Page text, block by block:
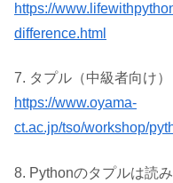
https://
difference.html
7. タプル（中級者向け
https://www.oyama-
ct.ac.jp/tso/workshop/
8. Pythonのタプルは読